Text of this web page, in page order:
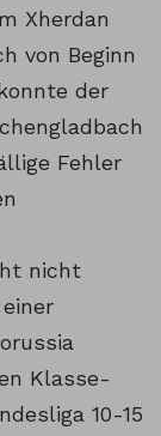
Xherdan
von Beginn
der
Fehler
nicht
Klasse-
10-15